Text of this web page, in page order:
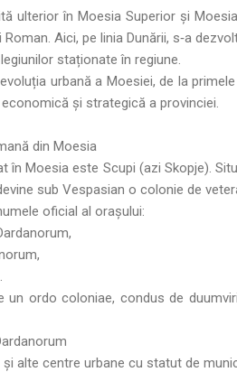
ulterior în Moesia Superior și
Aici, pe linia Dunării, s‑a
staționate în regiune.
urbană a Moesiei, de la
și strategică a provinciei.
din Moesia
în Moesia este Scupi (azi Skopje).
sub Vespasian o colonie de
oficial al orașului:
un ordo coloniae, condus de
alte centre urbane cu statut de